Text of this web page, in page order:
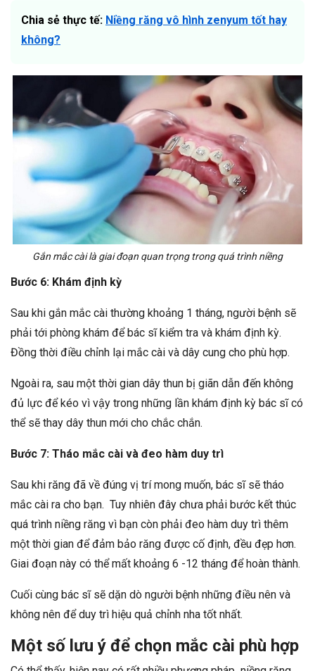
Chia sẻ thực tế: Niềng răng vô hình zenyum tốt hay
không?
Gắn mắc cài là giai đoạn quan trọng trong quá trình niềng
Bước 6: Khám định kỳ
Sau khi gắn mắc cài thường khoảng 1 tháng, người bệnh sẽ
phải tới phòng khám để bác sĩ kiểm tra và khám định kỳ.
Đồng thời điều chỉnh lại mắc cài và dây cung cho phù hợp.
Ngoài ra, sau một thời gian dây thun bị giãn dẫn đến không
đủ lực để kéo vì vậy trong những lần khám định kỳ bác sĩ có
thể sẽ thay dây thun mới cho chắc chắn.
Bước 7: Tháo mắc cài và đeo hàm duy trì
Sau khi răng đã về đúng vị trí mong muốn, bác sĩ sẽ tháo
mắc cài ra cho bạn. Tuy nhiên đây chưa phải bước kết thúc
quá trình niềng răng vì bạn còn phải đeo hàm duy trì thêm
một thời gian để đảm bảo răng được cố định, đều đẹp hơn.
Giai đoạn này có thể mất khoảng 6 -12 tháng để hoàn thành.
Cuối cùng bác sĩ sẽ dặn dò người bệnh những điều nên và
không nên để duy trì hiệu quả chỉnh nha tốt nhất.
Một số lưu ý để chọn mắc cài phù hợp